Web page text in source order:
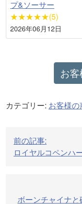
プ&ソーサー
★★★★★(5)
2026年06月12日
お
カテゴリー: お客様の
稿
前の記事:
ロイヤルコペンハ
ボーンチャイナ